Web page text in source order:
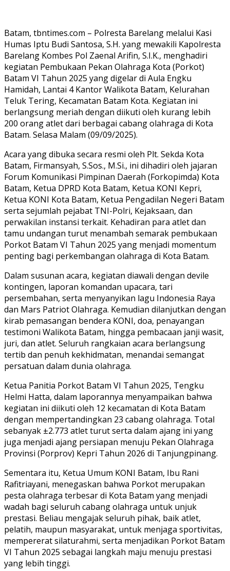
Batam, tbntimes.com – Polresta Barelang melalui Kasi
Humas Iptu Budi Santosa, S.H. yang mewakili Kapolresta
Barelang Kombes Pol Zaenal Arifin, S.I.K., menghadiri
kegiatan Pembukaan Pekan Olahraga Kota (Porkot)
Batam VI Tahun 2025 yang digelar di Aula Engku
Hamidah, Lantai 4 Kantor Walikota Batam, Kelurahan
Teluk Tering, Kecamatan Batam Kota. Kegiatan ini
berlangsung meriah dengan diikuti oleh kurang lebih
200 orang atlet dari berbagai cabang olahraga di Kota
Batam. Selasa Malam (09/09/2025).
Acara yang dibuka secara resmi oleh Plt. Sekda Kota
Batam, Firmansyah, S.Sos., M.Si., ini dihadiri oleh jajaran
Forum Komunikasi Pimpinan Daerah (Forkopimda) Kota
Batam, Ketua DPRD Kota Batam, Ketua KONI Kepri,
Ketua KONI Kota Batam, Ketua Pengadilan Negeri Batam
serta sejumlah pejabat TNI-Polri, Kejaksaan, dan
perwakilan instansi terkait. Kehadiran para atlet dan
tamu undangan turut menambah semarak pembukaan
Porkot Batam VI Tahun 2025 yang menjadi momentum
penting bagi perkembangan olahraga di Kota Batam.
Dalam susunan acara, kegiatan diawali dengan devile
kontingen, laporan komandan upacara, tari
persembahan, serta menyanyikan lagu Indonesia Raya
dan Mars Patriot Olahraga. Kemudian dilanjutkan dengan
kirab pemasangan bendera KONI, doa, penayangan
testimoni Walikota Batam, hingga pembacaan janji wasit,
juri, dan atlet. Seluruh rangkaian acara berlangsung
tertib dan penuh kekhidmatan, menandai semangat
persatuan dalam dunia olahraga.
Ketua Panitia Porkot Batam VI Tahun 2025, Tengku
Helmi Hatta, dalam laporannya menyampaikan bahwa
kegiatan ini diikuti oleh 12 kecamatan di Kota Batam
dengan mempertandingkan 23 cabang olahraga. Total
sebanyak ±2.773 atlet turut serta dalam ajang ini yang
juga menjadi ajang persiapan menuju Pekan Olahraga
Provinsi (Porprov) Kepri Tahun 2026 di Tanjungpinang.
Sementara itu, Ketua Umum KONI Batam, Ibu Rani
Rafitriayani, menegaskan bahwa Porkot merupakan
pesta olahraga terbesar di Kota Batam yang menjadi
wadah bagi seluruh cabang olahraga untuk unjuk
prestasi. Beliau mengajak seluruh pihak, baik atlet,
pelatih, maupun masyarakat, untuk menjaga sportivitas,
mempererat silaturahmi, serta menjadikan Porkot Batam
VI Tahun 2025 sebagai langkah maju menuju prestasi
yang lebih tinggi.